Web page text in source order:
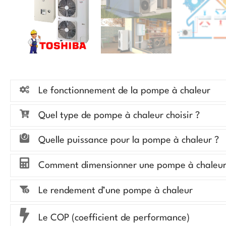
Le fonctionnement de la pompe à chaleur
Quel type de pompe à chaleur choisir ?
Quelle puissance pour la pompe à chaleur ?
Comment dimensionner une pompe à
Le rendement d’une pompe à chaleur
Le COP (coefficient de performance)